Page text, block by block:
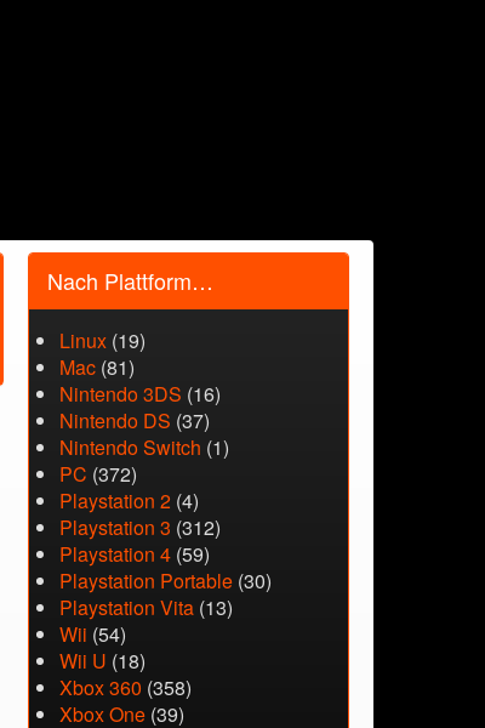
Nach Plattform…
Linux (19)
Mac (81)
Nintendo 3DS (16)
Nintendo DS (37)
Nintendo Switch (1)
PC (372)
Playstation 2 (4)
Playstation 3 (312)
Playstation 4 (59)
Playstation Portable (30)
Playstation Vita (13)
Wii (54)
Wii U (18)
Xbox 360 (358)
Xbox One (39)